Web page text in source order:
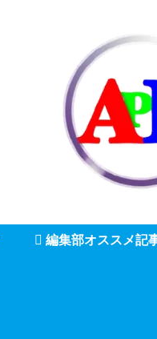
編集部オススメ記